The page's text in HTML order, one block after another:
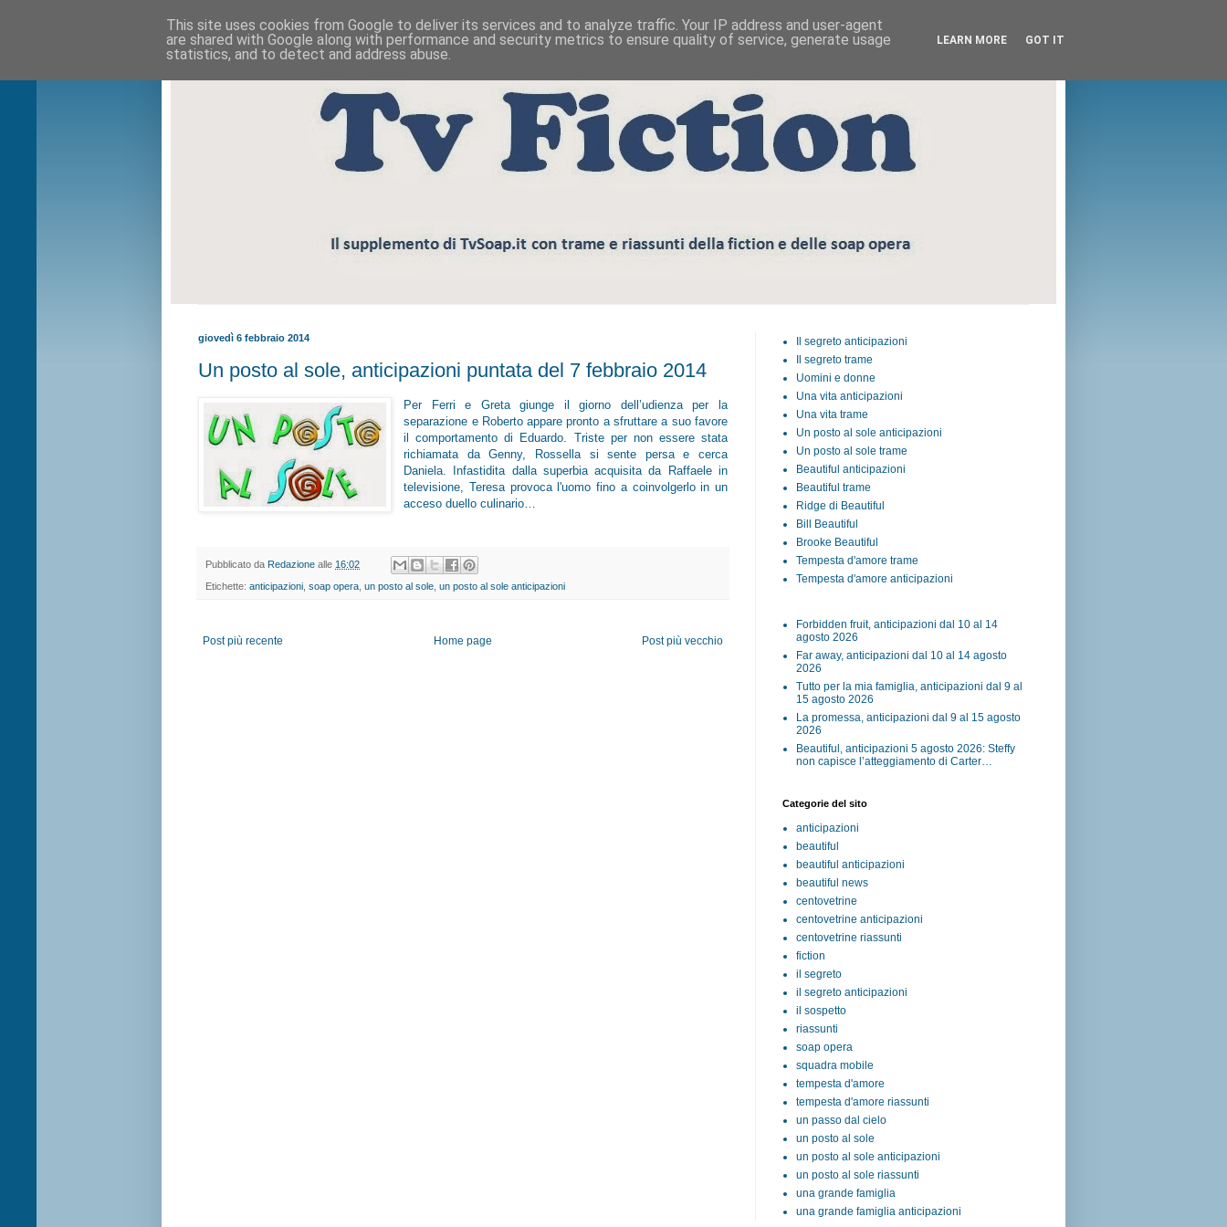
giovedì 6 febbraio 2014
Un posto al sole, anticipazioni puntata del 7 febbraio 2014
Per Ferri e Greta giunge il giorno dell’udienza per la
separazione e Roberto appare pronto a sfruttare a suo favore
il comportamento di Eduardo. Triste per non essere stata
richiamata da Genny, Rossella si sente persa e cerca
Daniela. Infastidita dalla superbia acquisita da Raffaele in
televisione, Teresa provoca l'uomo fino a coinvolgerlo in un
acceso duello culinario…
Pubblicato da Redazione alle 16:02
Etichette: anticipazioni soap opera un posto al sole un posto al sole anticipazioni
Post più recente Post più vecchio
Home page
Il segreto anticipazioni
Il segreto trame
Uomini e donne
Una vita anticipazioni
Una vita trame
Un posto al sole anticipazioni
Un posto al sole trame
Beautiful anticipazioni
Beautiful trame
Ridge di Beautiful
Bill Beautiful
Brooke Beautiful
Tempesta d'amore trame
Tempesta d'amore anticipazioni
Forbidden fruit, anticipazioni dal 10 al 14
agosto 2026
Far away, anticipazioni dal 10 al 14 agosto
2026
Tutto per la mia famiglia, anticipazioni dal 9 al
15 agosto 2026
La promessa, anticipazioni dal 9 al 15 agosto
2026
Beautiful, anticipazioni 5 agosto 2026: Steffy
non capisce l’atteggiamento di Carter…
Categorie del sito
anticipazioni
beautiful
beautiful anticipazioni
beautiful news
centovetrine
centovetrine anticipazioni
centovetrine riassunti
fiction
il segreto
il segreto anticipazioni
il sospetto
riassunti
soap opera
squadra mobile
tempesta d'amore
tempesta d'amore riassunti
un passo dal cielo
un posto al sole
un posto al sole anticipazioni
un posto al sole riassunti
una grande famiglia
una grande famiglia anticipazioni
This site uses cookies from Google to deliver its services and to analyze traffic. Your IP address and user-agent
are shared with Google along with performance and security metrics to ensure quality of service, generate usage
statistics, and to detect and address abuse.
LEARN MORE GOT IT